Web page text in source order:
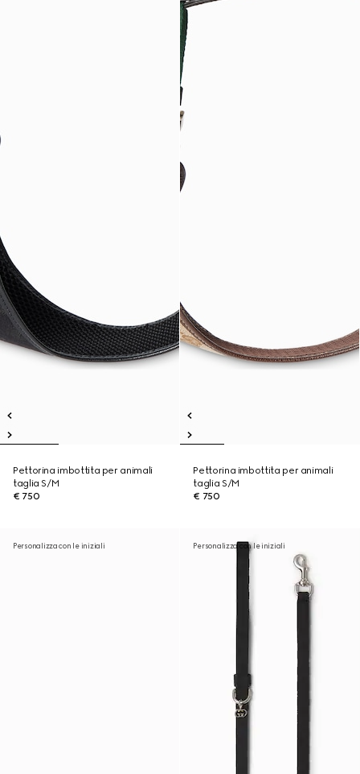
Pettorina imbottita per animali
taglia S/M
€ 750
Pettorina imbottita per animali
taglia S/M
€ 750
Personalizza con le iniziali Personalizza con le iniziali